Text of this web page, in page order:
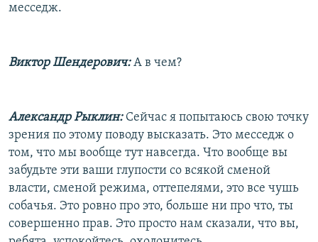
месседж.
Виктор Шендерович:А в чем?
Александр Рыклин: Сейчас я попытаюсь свою точку
зрения по этому поводу высказать. Это месседж о
том, что мы вообще тут навсегда. Что вообще вы
забудьте эти ваши глупости со всякой сменой
власти, сменой режима, оттепелями, это все чушь
собачья. Это ровно про это, больше ни про что, ты
совершенно прав. Это просто нам сказали, что вы,